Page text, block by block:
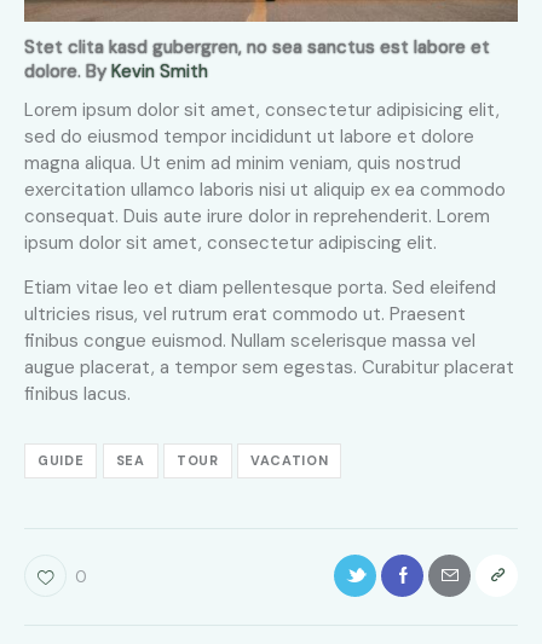
Stet clita kasd gubergren, no sea sanctus est labore et
dolore. ByKevin Smith
Lorem ipsum dolor sit amet, consectetur adipisicing elit,
sed do eiusmod tempor incididunt ut labore et dolore
magna aliqua. Ut enim ad minim veniam, quis nostrud
exercitation ullamco laboris nisi ut aliquip ex ea commodo
consequat. Duis aute irure dolor in reprehenderit. Lorem
ipsum dolor sit amet, consectetur adipiscing elit.
Etiam vitae leo et diam pellentesque porta. Sed eleifend
ultricies risus, vel rutrum erat commodo ut. Praesent
finibus congue euismod. Nullam scelerisque massa vel
augue placerat, a tempor sem egestas. Curabitur placerat
finibus lacus.
GUIDE SEA TOUR VACATION
0